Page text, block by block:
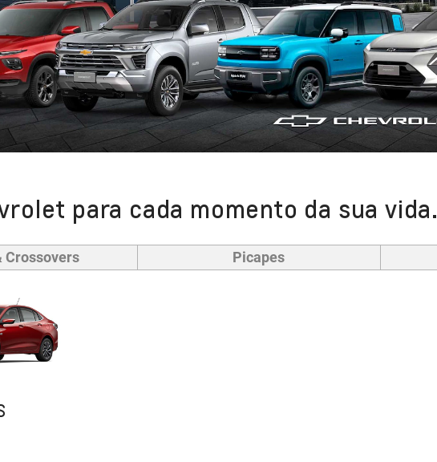
para cada momento da sua vida.
Crossovers Picapes